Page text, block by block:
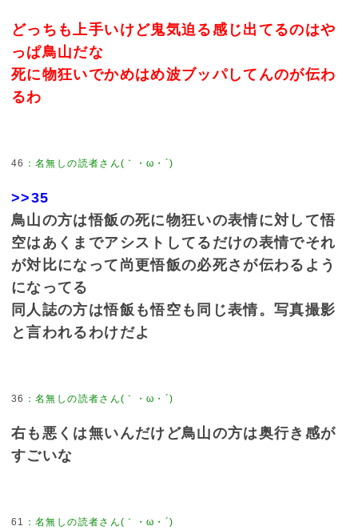
どっちも上手いけど鬼気迫る感じ出てるのはや
っぱ鳥山だな
死に物狂いでかめはめ波ブッパしてんのが伝わ
るわ
46 ：名無しの読者さん(｀・ω・´)
>>35
鳥山の方は悟飯の死に物狂いの表情に対して悟
空はあくまでアシストしてるだけの表情でそれ
が対比になって尚更悟飯の必死さが伝わるよう
になってる
同人誌の方は悟飯も悟空も同じ表情。写真撮影
と言われるわけだよ
36 ：名無しの読者さん(｀・ω・´)
右も悪くは無いんだけど鳥山の方は奥行き感が
すごいな
61 ：名無しの読者さん(｀・ω・´)